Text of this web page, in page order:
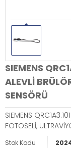
SIEMENS
ALEVLİ
SENSÖRÜ
SIEMENS
FOTOSELİ,
Stok Kodu